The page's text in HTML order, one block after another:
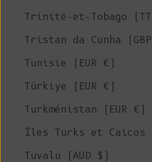
Trinité-et-Tobago
Tristan da Cunha
Tunisie (EUR €)
Türkiye (EUR €)
Turkménistan (EUR €)
Îles Turks et Caicos
Tuvalu (AUD $)